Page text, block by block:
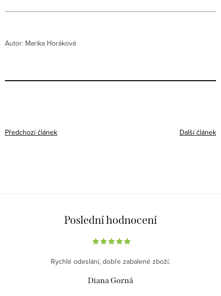
Autor: Marika Horáková
Předchozí článek Další článek
Poslední hodnocení
Rychlé odeslání, dobře zabalené zboží.
Diana Gorná